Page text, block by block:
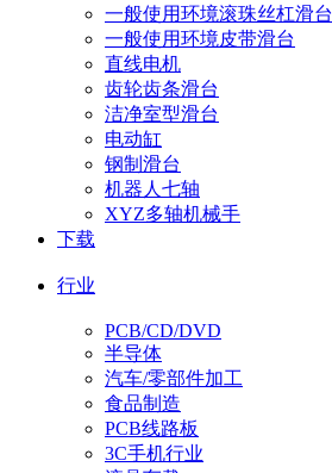
一般使用环境滚珠丝杠滑台
一般使用环境皮带滑台
直线电机
齿轮齿条滑台
洁净室型滑台
电动缸
钢制滑台
机器人七轴
XYZ多轴机械手
下载
行业
PCB/CD/DVD
半导体
汽车/零部件加工
食品制造
PCB线路板
3C手机行业